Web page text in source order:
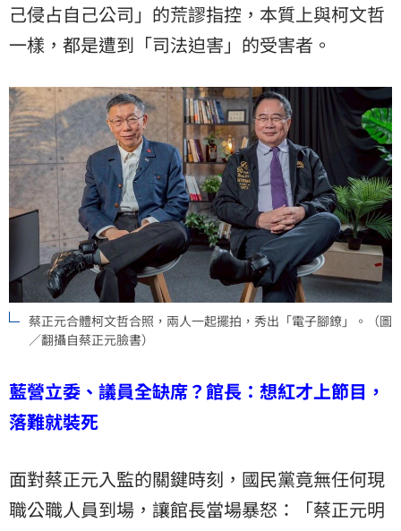
己侵占自己公司」的荒謬指控，本質上與柯文哲
一樣，都是遭到「司法迫害」的受害者。
蔡正元合體柯文哲合照，兩人一起擺拍，秀出「電子腳鐐」。（圖
／翻攝自蔡正元臉書）
藍營立委、議員全缺席？館長：想紅才上節目，
落難就裝死
面對蔡正元入監的關鍵時刻，國民黨竟無任何現
職公職人員到場，讓館長當場暴怒：「蔡正元明